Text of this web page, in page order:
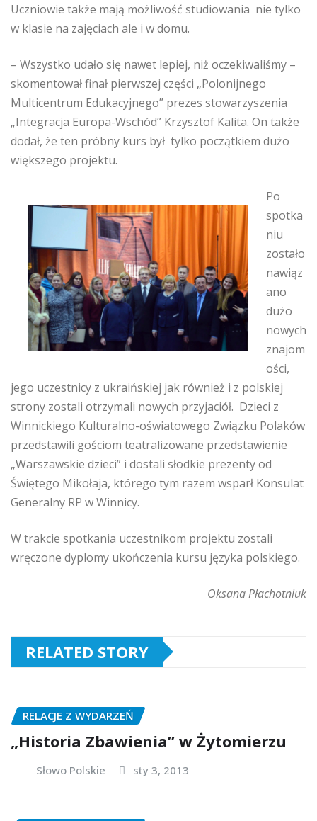
Uczniowie także mają możliwość studiowania nie tylko
w klasie na zajęciach ale i w domu.
– Wszystko udało się nawet lepiej, niż oczekiwaliśmy –
skomentował finał pierwszej części „Polonijnego
Multicentrum Edukacyjnego” prezes stowarzyszenia
„Integracja Europa-Wschód” Krzysztof Kalita. On także
dodał, że ten próbny kurs był tylko początkiem dużo
większego projektu.
Po
spotka
niu
zostało
nawiąz
ano
dużo
nowych
znajom
ości,
jego uczestnicy z ukraińskiej jak również i z polskiej
strony zostali otrzymali nowych przyjaciół. Dzieci z
Winnickiego Kulturalno-oświatowego Związku Polaków
przedstawili gościom teatralizowane przedstawienie
„Warszawskie dzieci” i dostali słodkie prezenty od
Świętego Mikołaja, którego tym razem wsparł Konsulat
Generalny RP w Winnicy.
W trakcie spotkania uczestnikom projektu zostali
wręczone dyplomy ukończenia kursu języka polskiego.
Oksana Płachotniuk
RELATED STORY
RELACJE Z WYDARZEŃ
„Historia Zbawienia” w Żytomierzu
Słowo Polskie sty 3, 2013